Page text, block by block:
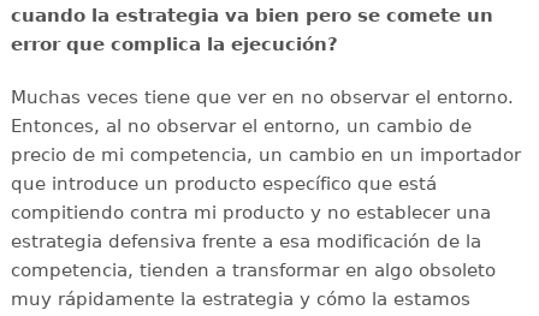
cuando la estrategia va bien pero se comete un
error que complica la ejecución?
Muchas veces tiene que ver en no observar el entorno.
Entonces, al no observar el entorno, un cambio de
precio de mi competencia, un cambio en un importador
que introduce un producto específico que está
compitiendo contra mi producto y no establecer una
estrategia defensiva frente a esa modificación de la
competencia, tienden a transformar en algo obsoleto
muy rápidamente la estrategia y cómo la estamos